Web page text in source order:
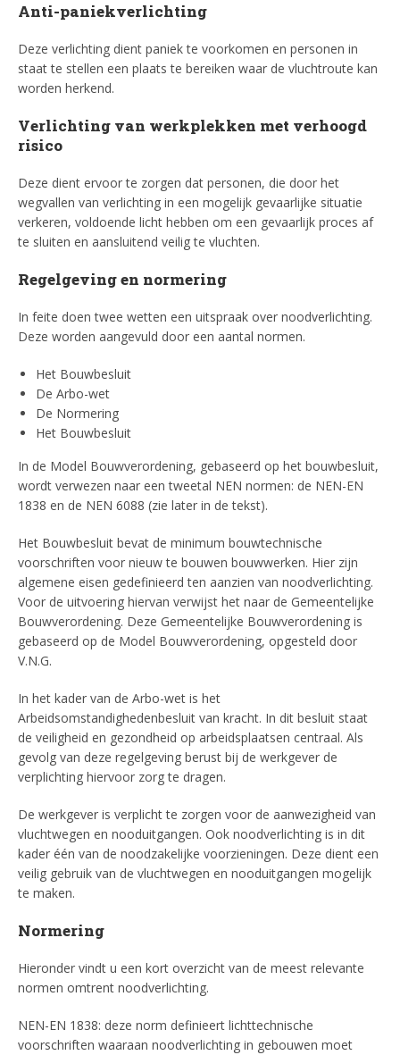
Anti-paniekverlichting
Deze verlichting dient paniek te voorkomen en personen in
staat te stellen een plaats te bereiken waar de vluchtroute kan
worden herkend.
Verlichting van werkplekken met verhoogd
risico
Deze dient ervoor te zorgen dat personen, die door het
wegvallen van verlichting in een mogelijk gevaarlijke situatie
verkeren, voldoende licht hebben om een gevaarlijk proces af
te sluiten en aansluitend veilig te vluchten.
Regelgeving en normering
In feite doen twee wetten een uitspraak over noodverlichting.
Deze worden aangevuld door een aantal normen.
Het Bouwbesluit
De Arbo-wet
De Normering
Het Bouwbesluit
In de Model Bouwverordening, gebaseerd op het bouwbesluit,
wordt verwezen naar een tweetal NEN normen: de NEN-EN
1838 en de NEN 6088 (zie later in de tekst).
Het Bouwbesluit bevat de minimum bouwtechnische
voorschriften voor nieuw te bouwen bouwwerken. Hier zijn
algemene eisen gedefinieerd ten aanzien van noodverlichting.
Voor de uitvoering hiervan verwijst het naar de Gemeentelijke
Bouwverordening. Deze Gemeentelijke Bouwverordening is
gebaseerd op de Model Bouwverordening, opgesteld door
V.N.G.
In het kader van de Arbo-wet is het
Arbeidsomstandighedenbesluit van kracht. In dit besluit staat
de veiligheid en gezondheid op arbeidsplaatsen centraal. Als
gevolg van deze regelgeving berust bij de werkgever de
verplichting hiervoor zorg te dragen.
De werkgever is verplicht te zorgen voor de aanwezigheid van
vluchtwegen en nooduitgangen. Ook noodverlichting is in dit
kader één van de noodzakelijke voorzieningen. Deze dient een
veilig gebruik van de vluchtwegen en nooduitgangen mogelijk
te maken.
Normering
Hieronder vindt u een kort overzicht van de meest relevante
normen omtrent noodverlichting.
NEN-EN 1838: deze norm definieert lichttechnische
voorschriften waaraan noodverlichting in gebouwen moet